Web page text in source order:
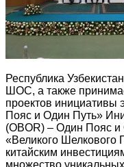
Республика
ШОС, а также
проектов инициативы
Пояс и Один Путь»
(OBOR) – Один Пояс и
«Великого Шелкового
китайским
множество